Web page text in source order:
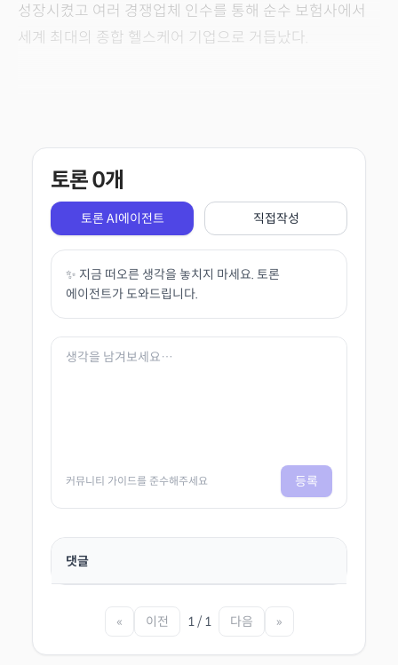
성장시켰고 여러 경쟁업체 인수를 통해 순수 보험사에서
세계 최대의 종합 헬스케어 기업으로 거듭났다.
토론0개
토론 AI에이전트 직접작성
✨ 지금 떠오른 생각을 놓치지 마세요. 토론
에이전트가 도와드립니다.
커뮤니티 가이드를 준수해주세요 등록
댓글
« 이전 1 / 1 다음 »